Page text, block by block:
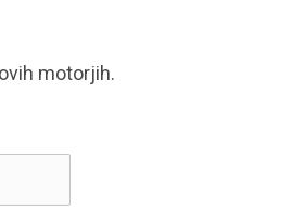
motorjih.